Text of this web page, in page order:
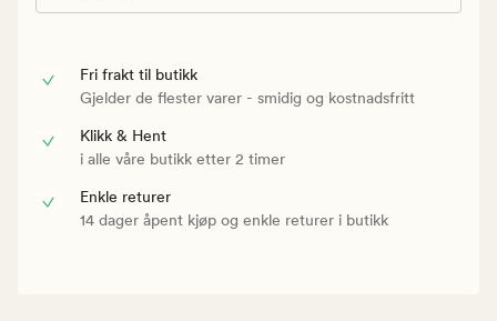
Fri frakt til butikk
Gjelder de flester varer - smidig og kostnadsfritt
Klikk & Hent
i alle våre butikk etter 2 timer
Enkle returer
14 dager åpent kjøp og enkle returer i butikk